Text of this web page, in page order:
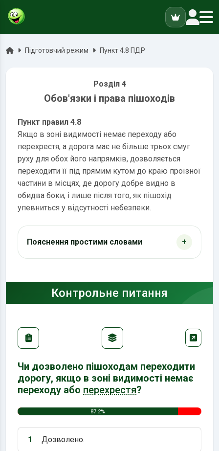
ГоловнаПідготовчий режим Пункт 4.8 ПДР
Розділ 4
Обов'язки і права пішоходів
Пункт правил 4.8
Якщо в зоні видимості немає переходу або
перехрестя, а дорога має не більше трьох смуг
руху для обох його напрямків, дозволяється
переходити її під прямим кутом до краю проїзної
частини в місцях, де дорогу добре видно в
обидва боки, і лише після того, як пішохід
упевниться у відсутності небезпеки.
Пояснення простими словами
Контрольне питання
Чи дозволено пішоходам переходити
дорогу, якщо в зоні видимості немає
переходу або перехрестя?
87.2%
Варіант 1:
1 Дозволено.